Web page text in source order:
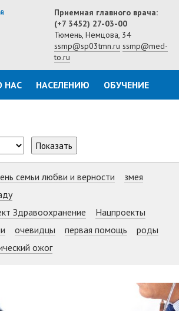
Приемная главного врача:
(+7 3452) 27-03-00
Тюмень, Немцова, 34
ssmp@sp03tmn.ru ssmp@med-
to.ru
НАС НАСЕЛЕНИЮ ОБУЧЕНИЕ
Показать
семьи любви и верности
змея
Здравоохранение
Нацпроекты
очевидцы первая помощь
роды
ожог